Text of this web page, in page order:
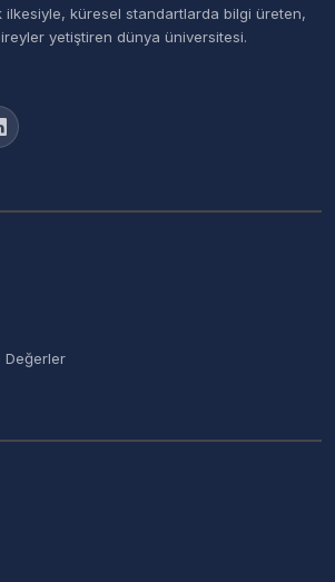
ilkesiyle, küresel standartlarda bilgi üreten,
yetiştiren dünya üniversitesi.
Değerler